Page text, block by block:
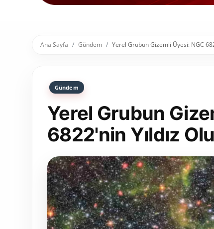
Ana Sayfa Gündem Yerel Grubun Gizemli Üyesi: NGC
Gündem
Yerel Grubun
6822'nin Yıldız